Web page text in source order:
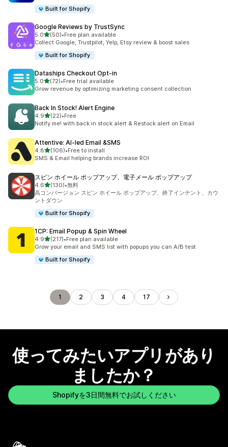
Built for Shopify
Google Reviews by TrustSync
5.05つ星中
(50)
合計レビュー数：50件
•Free plan available
Collect Google, Trustpilot, Yelp, Etsy review & boost sales
Built for Shopify
Dataships Checkout Opt‑in
5.05つ星中
(72)
合計レビュー数：72件
•Free trial available
Grow revenue by optimizing marketing consent collection
Back In Stock! Alert Engine
4.95つ星中
(22)
合計レビュー数：22件
•Free
Notify me! with back in stock alert & Restock alert on Email
Attentive: AI‑led Email &SMS
4.85つ星中
(106)
合計レビュー数：106件
•Free to install
SMS & Email helping brands increase ROI
スピン ホイール ポップアップ、電子メール ポップアップ
4.65つ星中
(130)
合計レビュー数：130件
•無料
高コンバージョン スピン ホイール ポップアップ、終了インテント、カウ
ントダウン
Built for Shopify
1CP: Email Popup & Spin Wheel
4.95つ星中
(217)
合計レビュー数：217件
•Free plan available
Grow your email and SMS list with popups you can A/B test
Built for Shopify
1 2 3 4 17
使ってみたいアプリがあり
ましたか？
Shopifyを3日間無料でお試しください